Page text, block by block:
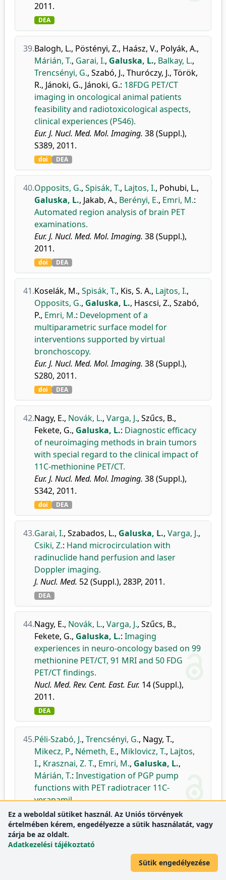
2011.
DEA
39.Balogh, L., Pöstényi, Z., Haász, V., Polyák, A.,
Márián, T., Garai, I., Galuska, L., Balkay, L.,
Trencsényi, G., Szabó, J., Thuróczy, J., Török,
R., Jánoki, G., Jánoki, G.: 18FDG PET/CT
imaging in oncological animal patients
feasibility and radiotoxicological aspects,
clinical experiences (P546).
Eur. J. Nucl. Med. Mol. Imaging. 38 (Suppl.),
S389, 2011.
doi DEA
40.Opposits, G., Spisák, T., Lajtos, I., Pohubi, L.,
Galuska, L., Jakab, A., Berényi, E., Emri, M.:
Automated region analysis of brain PET
examinations.
Eur. J. Nucl. Med. Mol. Imaging. 38 (Suppl.),
2011.
doi DEA
41.Koselák, M., Spisák, T., Kis, S. A., Lajtos, I.,
Opposits, G., Galuska, L., Hascsi, Z., Szabó,
P., Emri, M.: Development of a
multiparametric surface model for
interventions supported by virtual
bronchoscopy.
Eur. J. Nucl. Med. Mol. Imaging. 38 (Suppl.),
S280, 2011.
doi DEA
42.Nagy, E., Novák, L., Varga, J., Szűcs, B.,
Fekete, G., Galuska, L.: Diagnostic efficacy
of neuroimaging methods in brain tumors
with special regard to the clinical impact of
11C-methionine PET/CT.
Eur. J. Nucl. Med. Mol. Imaging. 38 (Suppl.),
S342, 2011.
doi DEA
43.Garai, I., Szabados, L., Galuska, L., Varga, J.,
Csiki, Z.: Hand microcirculation with
radinuclide hand perfusion and laser
Doppler imaging.
J. Nucl. Med. 52 (Suppl.), 283P, 2011.
DEA
44.Nagy, E., Novák, L., Varga, J., Szűcs, B.,
Fekete, G., Galuska, L.: Imaging
experiences in neuro-oncology based on 99
methionine PET/CT, 91 MRI and 50 FDG
PET/CT findings.
Nucl. Med. Rev. Cent. East. Eur. 14 (Suppl.),
2011.
DEA
45.Péli-Szabó, J., Trencsényi, G., Nagy, T.,
Mikecz, P., Németh, E., Miklovicz, T., Lajtos,
I., Krasznai, Z. T., Emri, M., Galuska, L.,
Márián, T.: Investigation of PGP pump
functions with PET radiotracer 11C-
verapamil.
Nucl. Med. Rev. Cent. East. Eur.14 (Suppl.), A23-
A24, 2011.
DEA
Bakó, F.,Jószai, I.,
Ez a weboldal sütiket használ. Az Uniós törvények
értelmében kérem, engedélyezze a sütik használatát, vagy
zárja be az oldalt.
Adatkezelési tájékoztató
Sütik engedélyezése